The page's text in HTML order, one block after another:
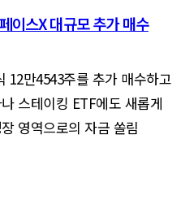
이스X 대규모 추가 매수
12만4543주를 추가 매수하고
스테이킹 ETF에도 새롭게
영역으로의 자금 쏠림